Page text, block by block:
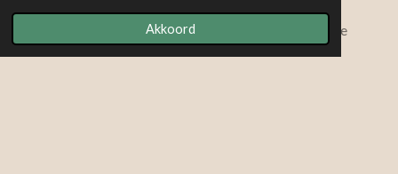
Akkoord
© 2026 Studio of Gifts — Rust • sfeer • verfijnde
cadeaucollecties